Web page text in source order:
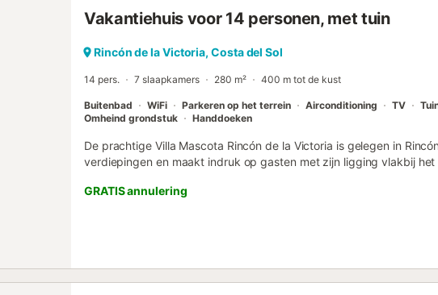
een verharde weg....
Vakantiehuis voor 14 personen, met tuin
Rincón de la Victoria, Costa del Sol
14 pers. 7 slaapkamers 280 m² 400 m tot de kust
Buitenbad WiFi Parkeren op het terrein Airconditioning TV
Omheind grondstuk
Handdoeken
De prachtige Villa Mascota Rincón de la Victoria is gelegen in
verdiepingen en maakt indruk op gasten met zijn ligging vlakbij
suite) en is daarom geschikt voor 14 personen. De woning heeft 3
begane grond. Tot de voorzieningen behoren ook Wi-Fi,
ook 2 babybedjes en een kinderstoel beschikbaar. In het
terrassen (overdekt en open) en een buitenkeuken met barbecue,
frisse lucht. Verder bieden een zwembad en buitendouches
GRATIS annulering